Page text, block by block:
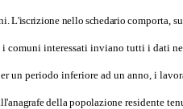
L'iscrizione nello schedariocomporta,
interessati inviano tutti i dati
un periodo inferiore ad un anno, i
della popolazione residente